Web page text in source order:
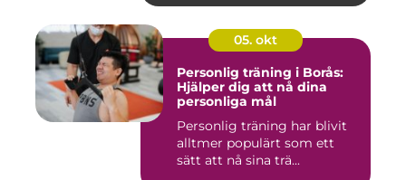
05. okt
Personlig träning i Borås:
Hjälper dig att nå dina
personliga mål
Personlig träning har blivit
alltmer populärt som ett
sätt att nå sina trä...